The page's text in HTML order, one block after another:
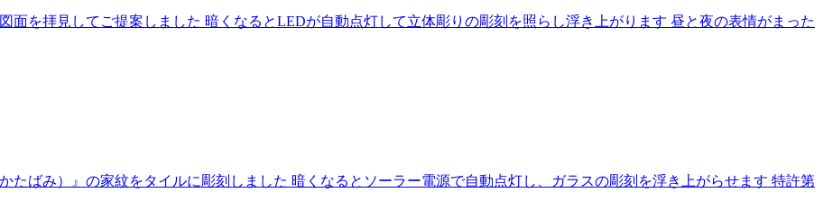
面を拝見してご提案しました 暗くなるとLEDが自動点灯して立体彫りの彫刻を照らし浮き上がります 昼と夜の表情がまった
たばみ）』の家紋をタイルに彫刻しました 暗くなるとソーラー電源で自動点灯し、ガラスの彫刻を浮き上がらせます 特許第